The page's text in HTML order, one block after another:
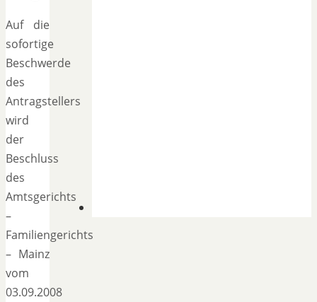
Auf die
sofortige
Beschwerde
des
Antragstellers
wird
der
Beschluss
des
Amtsgerichts
–
Familiengerichts
– Mainz
vom
03.09.2008